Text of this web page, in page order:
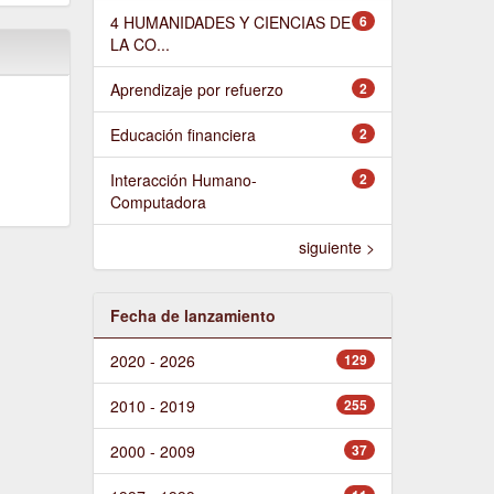
6
4 HUMANIDADES Y CIENCIAS DE
LA CO...
2
Aprendizaje por refuerzo
2
Educación financiera
2
Interacción Humano-
Computadora
siguiente >
Fecha de lanzamiento
129
2020 - 2026
255
2010 - 2019
37
2000 - 2009